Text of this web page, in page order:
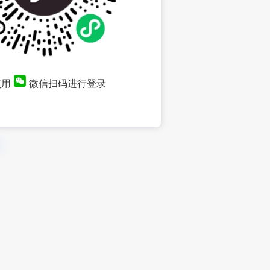
微信扫码进行登录